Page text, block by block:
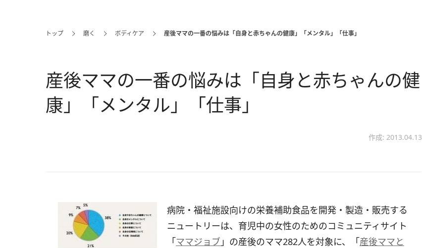
トップ 磨く ボディケア 産後ママの一番の悩みは「自身と赤ちゃんの健康」「メンタル」「仕事」
産後ママの一番の悩みは「自身と赤ちゃんの健
康」「メンタル」「仕事」
作成: 2013.04.13
病院・福祉施設向けの栄養補助食品を開発・製造・販売する
ニュートリーは、育児中の女性のためのコミュニティサイト
「ママジョブ 」の産後のママ282人を対象に、「産後ママと